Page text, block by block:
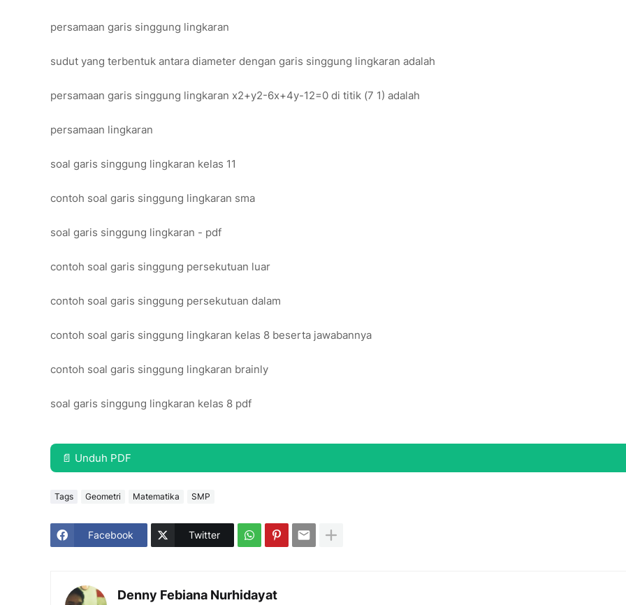
persamaan garis singgung lingkaran
sudut yang terbentuk antara diameter dengan garis singgung lingkaran adalah
persamaan garis singgung lingkaran x2+y2-6x+4y-12=0 di titik (7 1) adalah
persamaan lingkaran
soal garis singgung lingkaran kelas 11
contoh soal garis singgung lingkaran sma
soal garis singgung lingkaran - pdf
contoh soal garis singgung persekutuan luar
contoh soal garis singgung persekutuan dalam
contoh soal garis singgung lingkaran kelas 8 beserta jawabannya
contoh soal garis singgung lingkaran brainly
soal garis singgung lingkaran kelas 8 pdf
📄 Unduh PDF
Tags Geometri Matematika SMP
Facebook Twitter
Denny Febiana Nurhidayat